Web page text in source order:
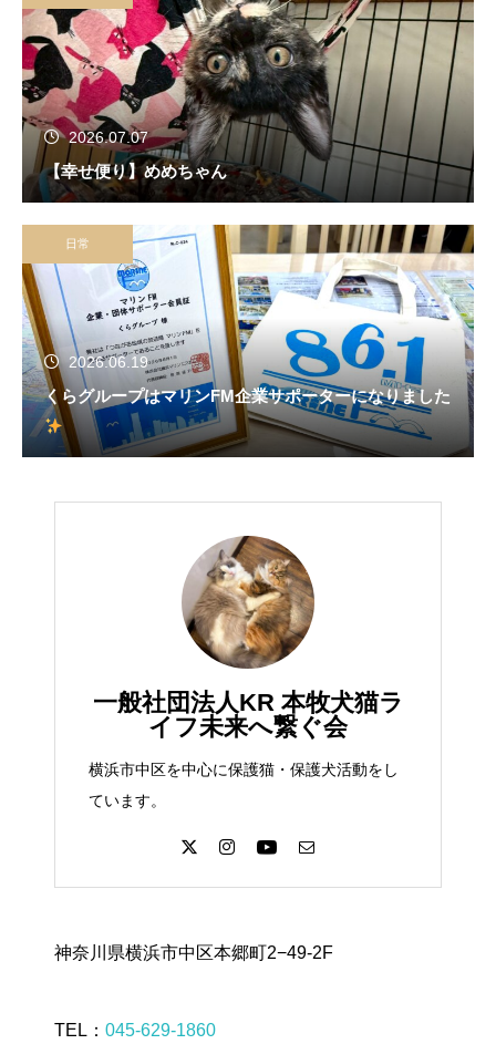
2026.07.07
【幸せ便り】めめちゃん
日常
2026.06.19
くらグループはマリンFM企業サポーターになりました
一般社団法人KR 本牧犬猫ラ
イフ未来へ繋ぐ会
横浜市中区を中心に保護猫・保護犬活動をし
ています。
神奈川県横浜市中区本郷町2−49-2F
TEL： 045-629-1860